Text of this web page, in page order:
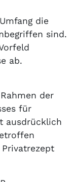
die
sind.
ab.
der
für
ausdrücklich